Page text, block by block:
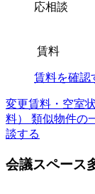
応相談
賃料
賃料を確認
変更賃料・空室
料）
類似物件の
談する
会議スペース